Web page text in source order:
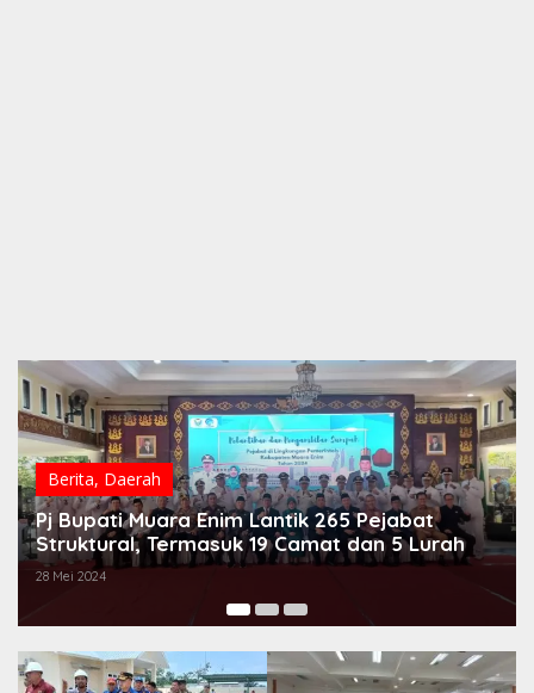
Berita, Daerah
Pj Bupati Muara Enim Lantik 265 Pejabat
Struktural, Termasuk 19 Camat dan 5 Lurah
28 Mei 2024